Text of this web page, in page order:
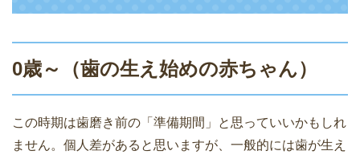
0歳～（歯の生え始めの赤ちゃん）
この時期は歯磨き前の「準備期間」と思っていいかもしれ
ません。個人差があると思いますが、一般的には歯が生え